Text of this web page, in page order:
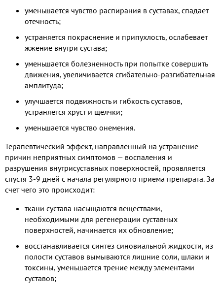
уменьшается чувство распирания в суставах, спадает
отечность;
устраняется покраснение и припухлость, ослабевает
жжение внутри сустава;
уменьшается болезненность при попытке совершить
движения, увеличивается сгибательно-разгибательная
амплитуда;
улучшается подвижность и гибкость суставов,
устраняется хруст и щелчки;
уменьшается чувство онемения.
Терапевтический эффект, направленный на устранение
причин неприятных симптомов — воспаления и
разрушения внутрисуставных поверхностей, проявляется
спустя 3-9 дней с начала регулярного приема препарата. За
счет чего это происходит:
ткани сустава насыщаются веществами,
необходимыми для регенерации суставных
поверхностей, начинается их обновление;
восстанавливается синтез синовиальной жидкости, из
полости суставов вымываются лишние соли, шлаки и
токсины, уменьшается трение между элементами
суставов;